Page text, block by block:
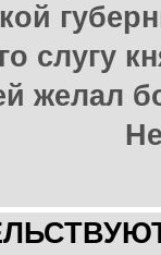
слугу
желал